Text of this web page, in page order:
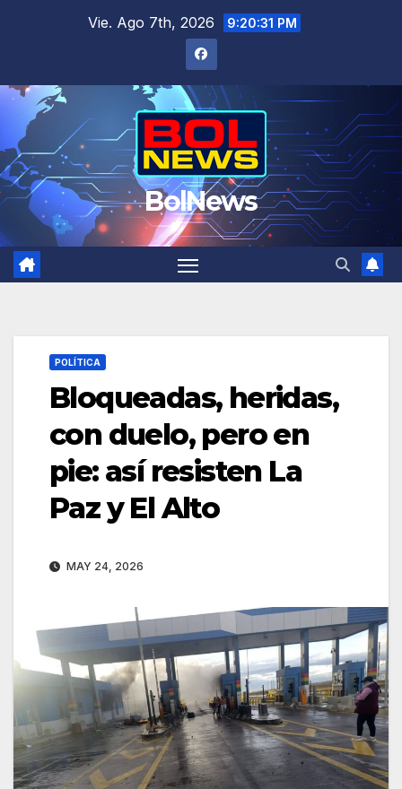
Vie. Ago 7th, 2026 9:20:32 PM
BolNews
POLÍTICA
Bloqueadas, heridas,
con duelo, pero en
pie: así resisten La
Paz y El Alto
MAY 24, 2026